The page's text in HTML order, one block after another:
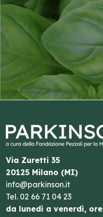
Via Zuretti 35
20125 Milano (MI)
info@parkinson.it
Tel. 02 66 71 04 23
da lunedì a venerdì,